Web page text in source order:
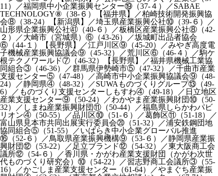
11）／福岡県中小企業振興センター⑲（37-４）／SABAE
TECHNOLOGY⑧（38-６）【福井県】／柏崎技術開発振興協
会⑧（38-24）【新潟県】／埼玉県産業振興公社⑩（39-６）／
山形県企業振興公社㊶（40-６）／板橋区産業振興公社⑧（42-
２）／大崎市（宮城県）⑥（43-26）／坂城町出品者協会
⑥（44-１）【長野県】／江戸川区⑨（45-20）／みやぎ高度電
子機械産業振興協議会⑨（45-32）／荒川区⑥（46-４）／駒ケ
根テクノワールド⑦（46-32）【長野県】／福井県機械工業協
同組合③（46-36）／群馬県伊勢崎市⑤（47-32）／千曲市産業
支援センター⑤（47-48）／高崎市中小企業振興協議会⑨（48-
24）／静岡県④（48-32）／SUWAものづくりグループ⑬（49-
6）／ものづくり支援センターしもすわ④（49-18）／日立地区
産業支援センター⑨（50-24）／わかやま産業振興財団⑩（50-
32）／しまね産業振興財団⑪（50-44）／福島県しらかわパビ
リオン④（50-55）／品川区⑩（51-６）／葛飾区⑪（51-18）／
富山県見本市共同出展実行委員会⑳（51-32）／浦安鉄鋼団地
協同組合⑤（51-55）／いばらき中小企業グローバル推進
⑯（52-６）／鳥取県産業振興機構⑨（53-６）／静岡県産業振
興財団⑫（53-22）／足立ブランド⑫（54-32）／東大阪商工会
議所⑫（54-６）／香川県・かがわ産業支援財団（かがわ次世
代ものづくり研究会）⑩（54-22）／習志野商工会議所③（55-
16）／かごしま産業支援センター（61-64）／やまぐち産業振